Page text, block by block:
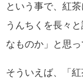
という事で、紅
うんちくを長々
なものか」と思っ
そういえば、「